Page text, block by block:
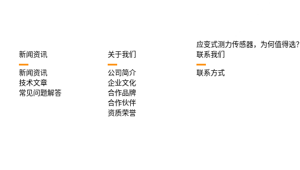
应变式测力传感器，为何值得选？
新闻资讯
新闻资讯
技术文章
常见问题解答
关于我们
公司简介
企业文化
合作品牌
合作伙伴
资质荣誉
联系我们
联系方式